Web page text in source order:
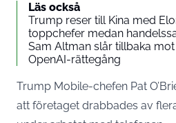
Läs också
Trump reser till Kina med
toppchefer medan
Sam Altman slår tillbaka
OpenAI-rättegång
Trump Mobile-chefen Pat
att företaget drabbades av